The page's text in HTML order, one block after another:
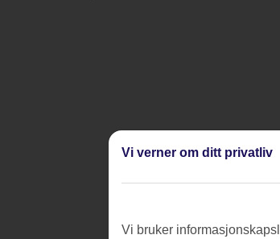
Vi verner om ditt privatliv
Vi bruker